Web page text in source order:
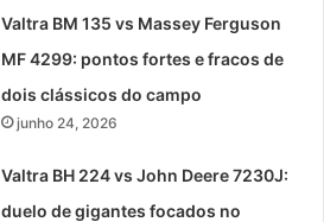
Valtra BM 135 vs Massey Ferguson
MF 4299: pontos fortes e fracos de
dois clássicos do campo
junho 24, 2026
Valtra BH 224 vs John Deere 7230J:
duelo de gigantes focados no